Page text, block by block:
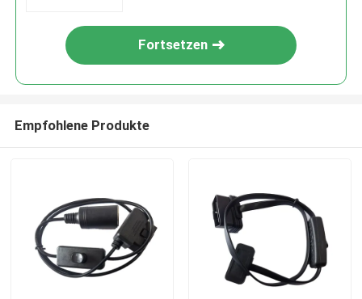
Fortsetzen
Empfohlene Produkte